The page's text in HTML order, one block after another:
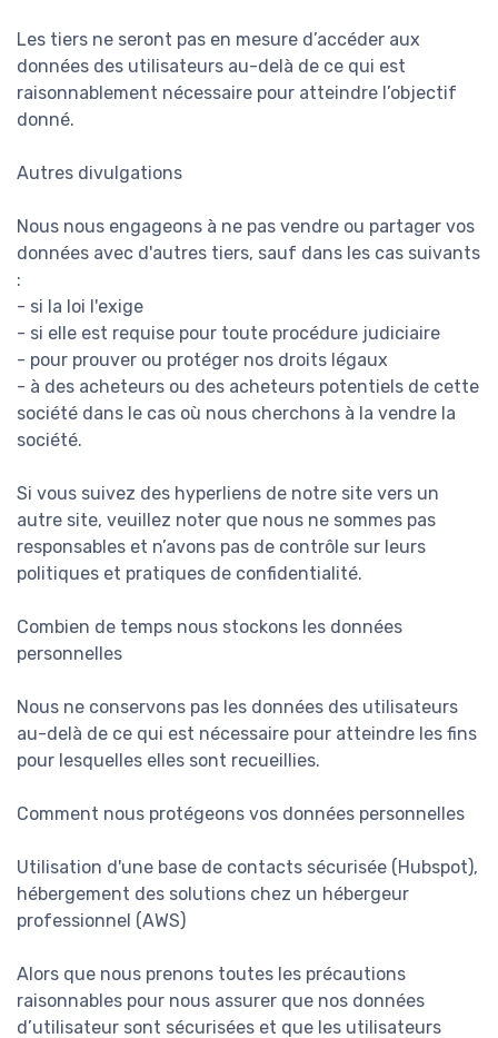
Les tiers ne seront pas en mesure d’accéder aux
données des utilisateurs au-delà de ce qui est
raisonnablement nécessaire pour atteindre l’objectif
donné.
Autres divulgations
Nous nous engageons à ne pas vendre ou partager vos
données avec d'autres tiers, sauf dans les cas suivants
:
- si la loi l'exige
- si elle est requise pour toute procédure judiciaire
- pour prouver ou protéger nos droits légaux
- à des acheteurs ou des acheteurs potentiels de cette
société dans le cas où nous cherchons à la vendre la
société.
Si vous suivez des hyperliens de notre site vers un
autre site, veuillez noter que nous ne sommes pas
responsables et n’avons pas de contrôle sur leurs
politiques et pratiques de confidentialité.
Combien de temps nous stockons les données
personnelles
Nous ne conservons pas les données des utilisateurs
au-delà de ce qui est nécessaire pour atteindre les fins
pour lesquelles elles sont recueillies.
Comment nous protégeons vos données personnelles
Utilisation d'une base de contacts sécurisée (Hubspot),
hébergement des solutions chez un hébergeur
professionnel (AWS)
Alors que nous prenons toutes les précautions
raisonnables pour nous assurer que nos données
d’utilisateur sont sécurisées et que les utilisateurs